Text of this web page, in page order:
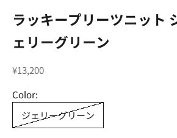
ラッキープリーツニット
ェリーグリーン
セール価格
¥13,200
Color:
ジェリーグリーン